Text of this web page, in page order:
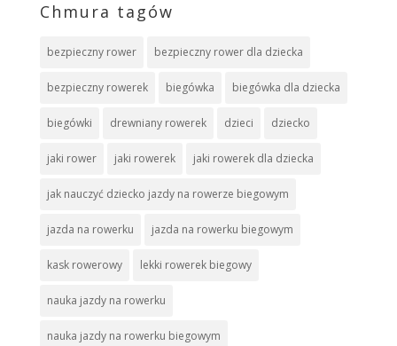
Chmura tagów
bezpieczny rower bezpieczny rower dla dziecka
bezpieczny rowerek biegówka biegówka dla dziecka
biegówki drewniany rowerek dzieci dziecko
jaki rower jaki rowerek jaki rowerek dla dziecka
jak nauczyć dziecko jazdy na rowerze biegowym
jazda na rowerku jazda na rowerku biegowym
kask rowerowy lekki rowerek biegowy
nauka jazdy na rowerku
nauka jazdy na rowerku biegowym